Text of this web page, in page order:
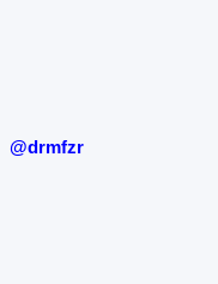
@drmfzr